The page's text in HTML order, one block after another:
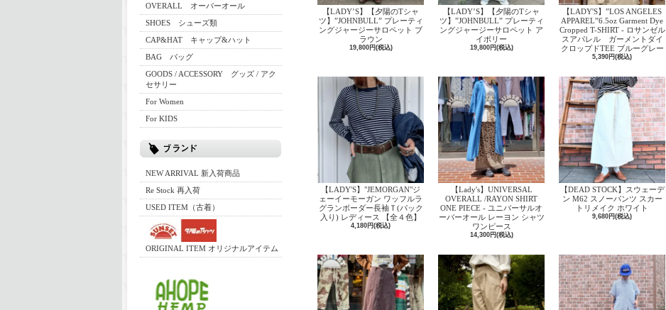
OVERALL オーバーオール
SHOES シューズ類
CAP&HAT キャップ&ハット
BAG バッグ
GOODS / ACCESSORY グッズ / アク
セサリー
For Women
For KIDS
NEW ARRIVAL 新入荷商品
Re Stock 再入荷
USED ITEM（古着）
ORIGINAL ITEM オリジナルアイテム
【LADY’S】【夕陽のTシャ
ツ】”JOHNBULL” プレーティ
ングジャージーサロペット ブ
ラウン
19,800円(税込)
【LADY’S】【夕陽のTシャ
ツ】”JOHNBULL” プレーティ
ングジャージーサロペット ア
イボリー
19,800円(税込)
【LADY'S】”LOS ANGELES
APPAREL”6.5oz Garment Dye
Cropped T-SHIRT - ロサンゼル
スアパレル ガーメントダイ
クロップドTEE ブルーグレー
5,390円(税込)
【LADY'S】"JEMORGAN"ジ
ェーイーモーガン ワッフルラ
グランボーダー長袖Ｔ(パック
入り) レディース 【全４色】
4,180円(税込)
【Lady's】UNIVERSAL
OVERALL /RAYON SHIRT
ONE PIECE - ユニバーサルオ
ーバーオール レーヨン シャツ
ワンピース
14,300円(税込)
【DEAD STOCK】スウェーデ
ン M62 スノーパンツ スカー
トリメイク ホワイト
9,680円(税込)